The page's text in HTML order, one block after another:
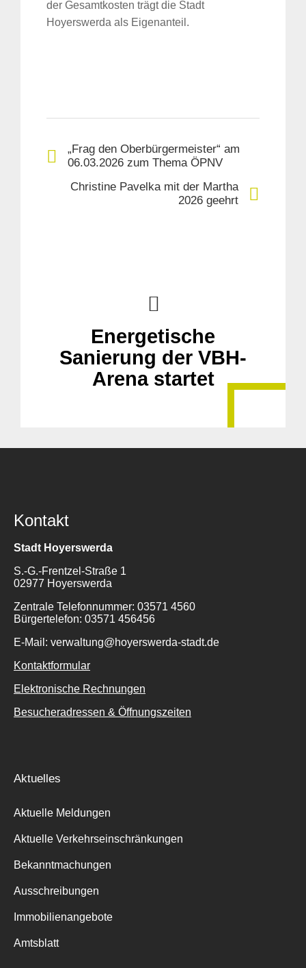
der Gesamtkosten trägt die Stadt
Hoyerswerda als Eigenanteil.
„Frag den Oberbürgermeister“ am
06.03.2026 zum Thema ÖPNV
Christine Pavelka mit der Martha
2026 geehrt
Energetische
Sanierung der VBH-
Arena startet
Kontakt
Stadt Hoyerswerda
S.-G.-Frentzel-Straße 1
02977 Hoyerswerda
Zentrale Telefonnummer: 03571 4560
Bürgertelefon: 03571 456456
E-Mail: verwaltung@hoyerswerda-stadt.de
Kontaktformular
Elektronische Rechnungen
Besucheradressen & Öffnungszeiten
Aktuelles
Aktuelle Meldungen
Aktuelle Verkehrseinschränkungen
Bekanntmachungen
Ausschreibungen
Immobilienangebote
Amtsblatt